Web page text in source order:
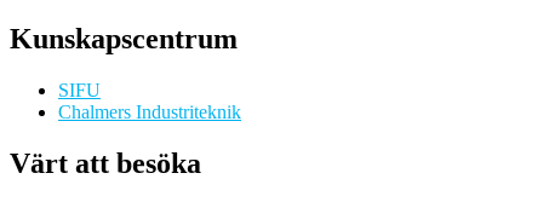
Kunskapscentrum
SIFU
Chalmers Industriteknik
Värt att besöka